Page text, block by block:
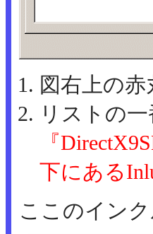
図右上の
リストの
『
下にある
ここのイン